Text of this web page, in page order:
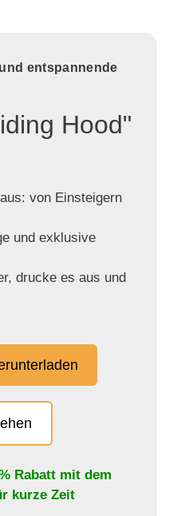
entspannende
Hood"
von Einsteigern
und exklusive
drucke es aus und
Rabatt mit dem
kurze Zeit